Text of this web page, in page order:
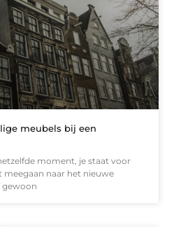
meubels bij een
moment, je staat voor
meegaan naar het nieuwe
gewoon